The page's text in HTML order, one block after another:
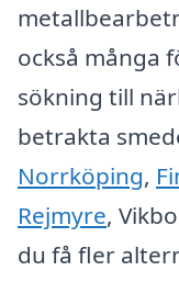
också många
sökning till
betrakta
Norrköping,
Rejmyre,
du få fler